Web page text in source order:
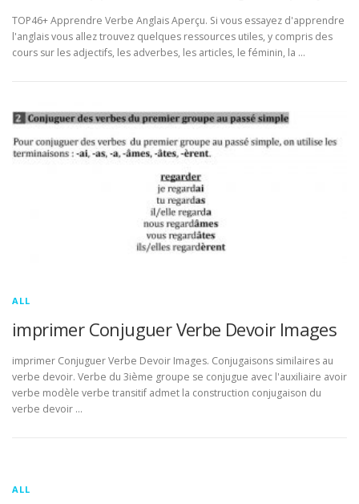
TOP46+ Apprendre Verbe Anglais Aperçu. Si vous essayez d'apprendre
l'anglais vous allez trouvez quelques ressources utiles, y compris des
cours sur les adjectifs, les adverbes, les articles, le féminin, la …
ALL
imprimer Conjuguer Verbe Devoir Images
imprimer Conjuguer Verbe Devoir Images. Conjugaisons similaires au
verbe devoir. Verbe du 3ième groupe se conjugue avec l'auxiliaire avoir
verbe modèle verbe transitif admet la construction conjugaison du
verbe devoir …
ALL